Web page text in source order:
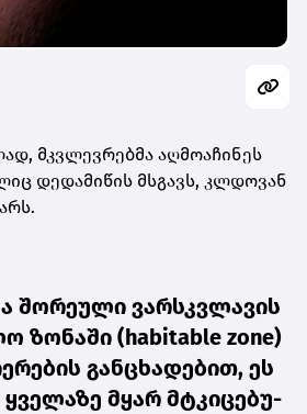
მკვლევ­რებ­მა აღ­მო­ა­ჩი­ნეს
დე­და­მი­წის მსგავს, კლდო­ვან
შო­რე­უ­ლი ვარ­სკვლა­ვის
ზო­ნა­ში (habitable zone)
გან­ცხა­დე­ბით, ეს
ყვე­ლა­ზე მყარ მტკი­ცე­ბუ­